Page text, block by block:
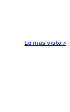
Lo más visto >